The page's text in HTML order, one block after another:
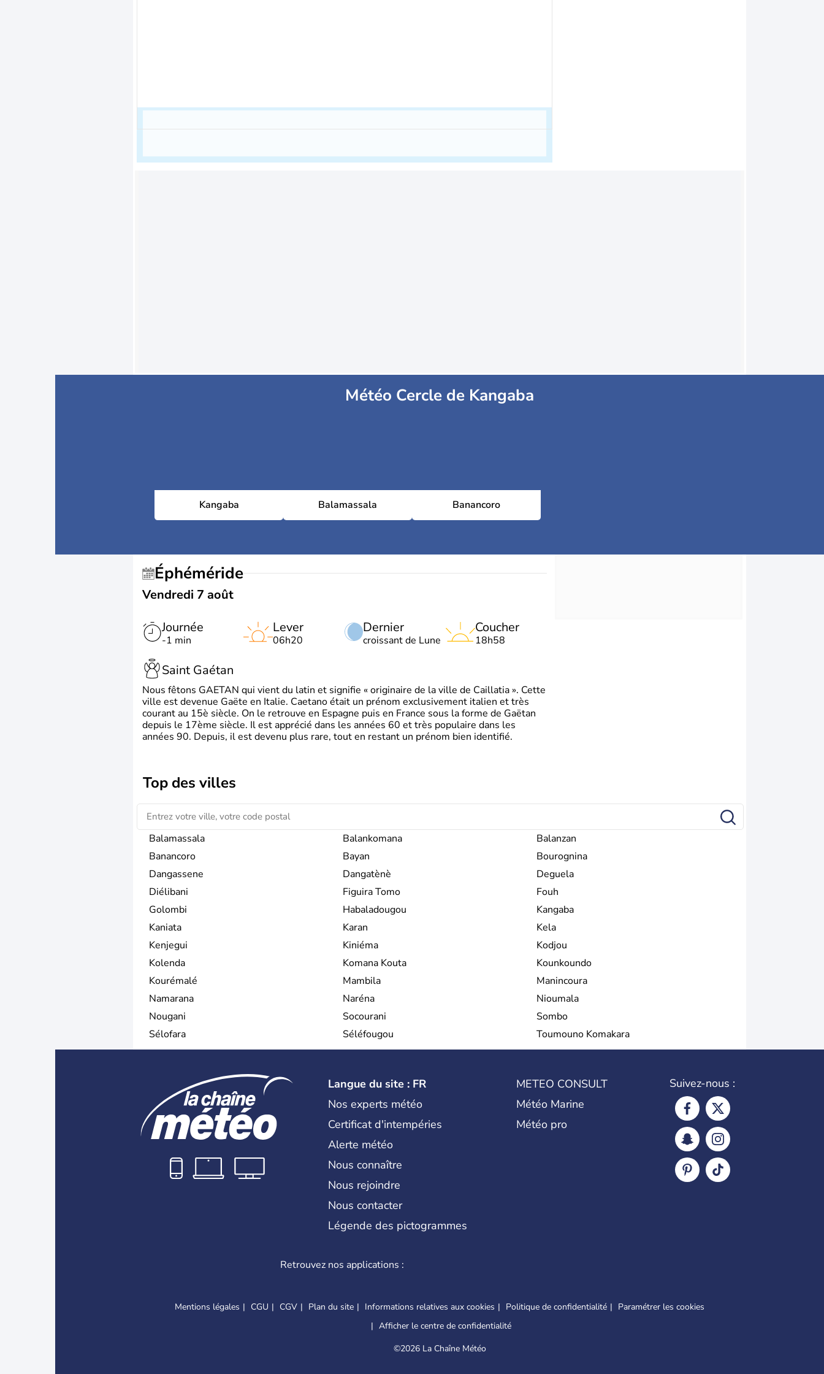
Météo Cercle de Kangaba
Kangaba Balamassala Banancoro
Éphéméride
Vendredi 7 août
Journée
-1 min
Dernier
croissant de Lune
Lever
06h20
Coucher
18h58
Saint Gaétan
Nous fêtons GAETAN qui vient du latin et signifie « originaire de la ville de Caillatia ». Cette
ville est devenue Gaëte en Italie. Caetano était un prénom exclusivement italien et très
courant au 15è siècle. On le retrouve en Espagne puis en France sous la forme de Gaëtan
depuis le 17ème siècle. Il est apprécié dans les années 60 et très populaire dans les
années 90. Depuis, il est devenu plus rare, tout en restant un prénom bien identifié.
Top des villes
Balamassala Balankomana
Balanzan
Banancoro
Bayan
Bourognina
Dangassene
Dangatènè
Deguela
Diélibani
Figuira Tomo
Fouh
Golombi
Habaladougou
Kangaba
Kaniata
Karan
Kela
Kenjegui
Kiniéma
Kodjou
Kolenda
Komana Kouta
Kounkoundo
Kourémalé
Mambila
Manincoura
Namarana
Naréna
Nioumala
Nougani
Socourani
Sombo
Sélofara
Séléfougou Toumouno Komakara
Langue du site : FR
Nos experts météo
Certificat d'intempéries
Alerte météo
Nous connaître
Nous rejoindre
Nous contacter
Légende des pictogrammes
METEO CONSULT
Météo Marine
Météo pro
Suivez-nous :
Retrouvez nos applications :
Mentions légales CGU CGV Plan du site Informations relatives aux cookies Politique de confidentialité
Paramétrer les cookies
Afficher le centre de confidentialité
©2026 La Chaîne Météo